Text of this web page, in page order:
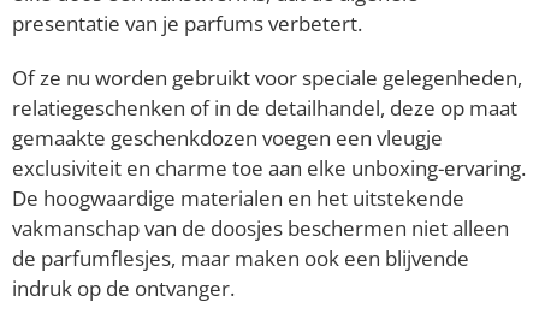
presentatie van je parfums verbetert.
Of ze nu worden gebruikt voor speciale gelegenheden,
relatiegeschenken of in de detailhandel, deze op maat
gemaakte geschenkdozen voegen een vleugje
exclusiviteit en charme toe aan elke unboxing-ervaring.
De hoogwaardige materialen en het uitstekende
vakmanschap van de doosjes beschermen niet alleen
de parfumflesjes, maar maken ook een blijvende
indruk op de ontvanger.